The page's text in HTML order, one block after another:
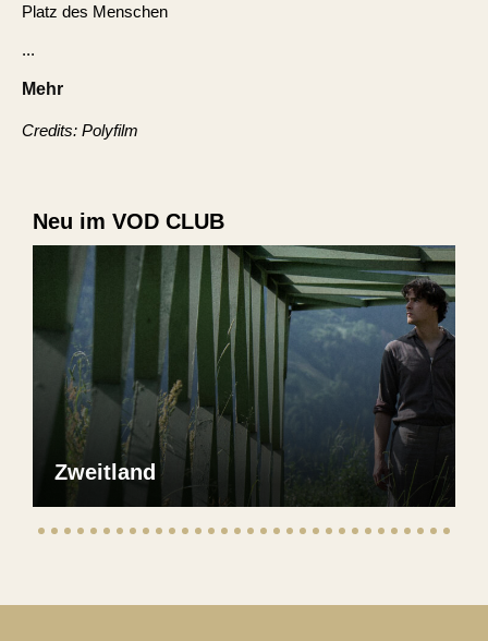
Platz des Menschen
...
Mehr
Credits: Polyfilm
Neu im VOD CLUB
Zweitland